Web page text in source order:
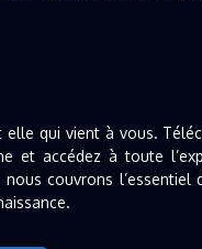
elle qui vient à vous.
et accédez à toute
couvrons l’essentiel